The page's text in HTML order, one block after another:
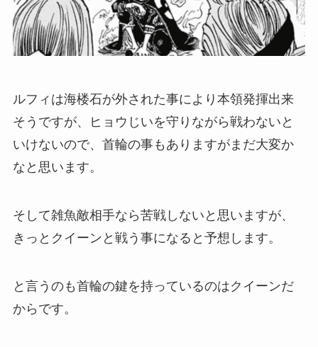
ルフィは海楼石が外された事により本領発揮出来
そうですが、ヒョウじいを守りながら戦わないと
いけないので、首輪の事もありますがまだ大変か
なと思います。
そして雑魚敵相手なら苦戦しないと思いますが、
きっとクイーンと戦う事になると予想します。
と言うのも首輪の鍵を持っているのはクイーンだ
からです。